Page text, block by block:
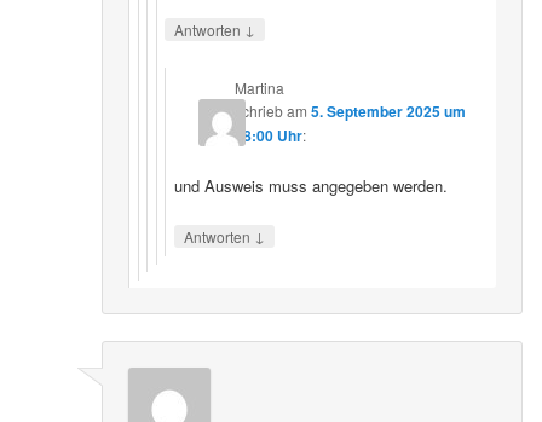
Antworten ↓
Martina
schriebam 5. September 2025 um
18:00 Uhr:
und Ausweis muss angegeben werden.
Antworten ↓